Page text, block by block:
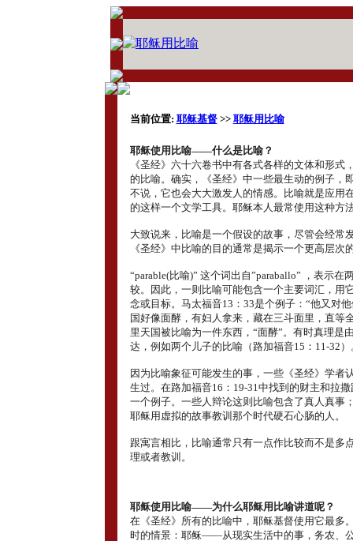
当前位置: 耶稣基督>> 耶稣用比喻
耶稣使用比喻――什么是比喻？
《圣经》六十六卷书中有各式各样的文体和形式
的比喻。确实，《圣经》中一些最生动的例子，
不说，它也会大大激发人的情感。比喻就是应用
的这样一个文学工具。耶稣本人最常使用这种方
大致说来，比喻是一个假设的故事，尽管会经常
《圣经》中比喻的目的通常是揭示一个更高层次
“parable(比喻)” 这个词出自”paraballo” ，表示在
较。因此，一则比喻可能包含一个主要词汇，用
念或目标。马太福音13：33是个例子：“他又对
国好像面酵，有妇人拿来，藏在三斗面里，直等
里天国被比喻为一件东西，“面酵”。有时真理是
达，例如两个儿子的比喻（路加福音15：11-32）
因为比喻象征可能发生的事，一些《圣经》学者
生过。在路加福音16：19-31中找到的财主和拉
一个例子。一些人辩论这则比喻包含了真人真事
耶稣用虚拟的故事教训那个时代硬石心肠的人。
跟寓言相比，比喻通常只有一点作比较而不是多
理或者教训。
耶稣使用比喻――为什么耶稣用比喻讲道呢？
在《圣经》所有的比喻中，耶稣基督使用它最多
时的情景：耶稣――从现实生活中的事，务农、